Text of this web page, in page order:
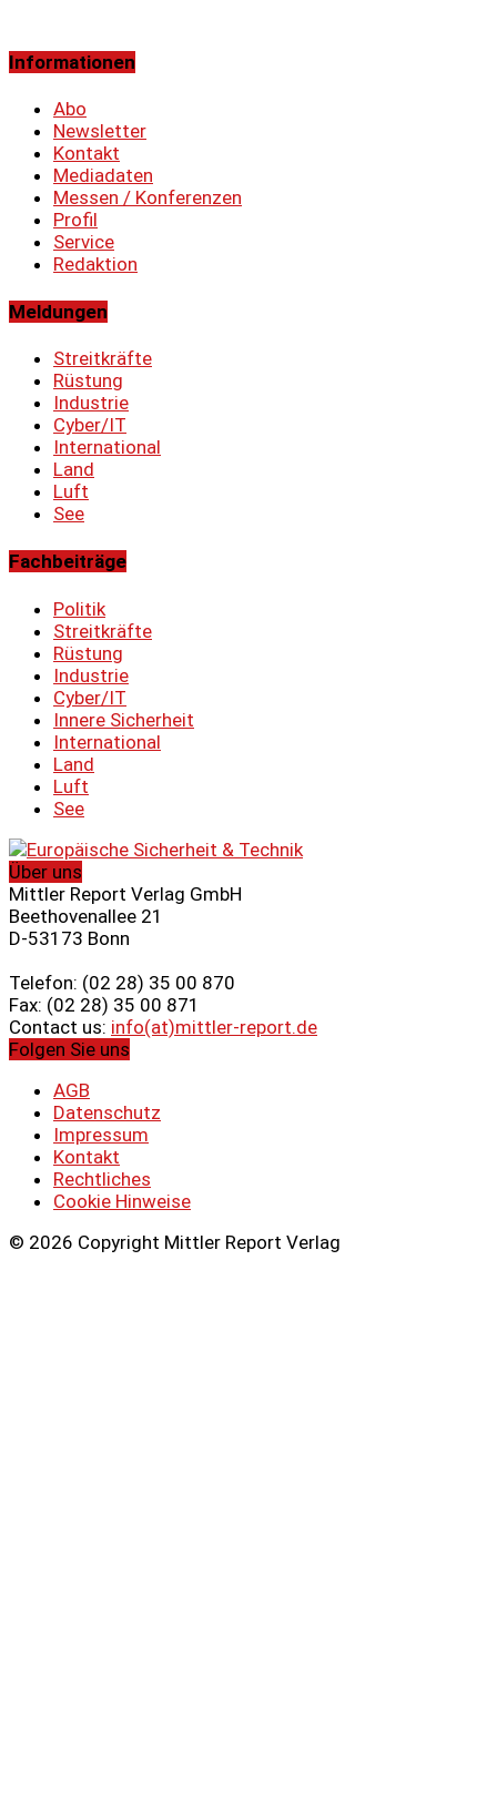
Informationen
Abo
Newsletter
Kontakt
Mediadaten
Messen / Konferenzen
Profil
Service
Redaktion
Meldungen
Streitkräfte
Rüstung
Industrie
Cyber/IT
International
Land
Luft
See
Fachbeiträge
Politik
Streitkräfte
Rüstung
Industrie
Cyber/IT
Innere Sicherheit
International
Land
Luft
See
Über uns
Mittler Report Verlag GmbH
Beethovenallee 21
D-53173 Bonn
Telefon: (02 28) 35 00 870
Fax: (02 28) 35 00 871
Contact us: info(at)mittler-report.de
Folgen Sie uns
AGB
Datenschutz
Impressum
Kontakt
Rechtliches
Cookie Hinweise
© 2026 Copyright Mittler Report Verlag